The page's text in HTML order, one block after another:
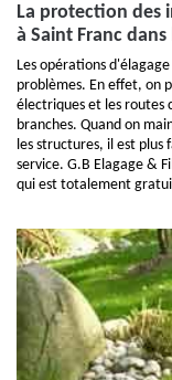
La protection des
à Saint Franc
Les opérations
problèmes. En effet, on
électriques et les routes
branches. Quand on
les structures, il est plus
service. G.B Elagage &
qui est totalement